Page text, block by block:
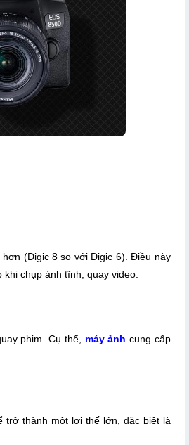
(Digic 8 so với Digic 6). Điều này
chụp ảnh tĩnh, quay video.
phim. Cụ thể, máy ảnh cung cấp
trở thành một lợi thế lớn, đặc biệt là